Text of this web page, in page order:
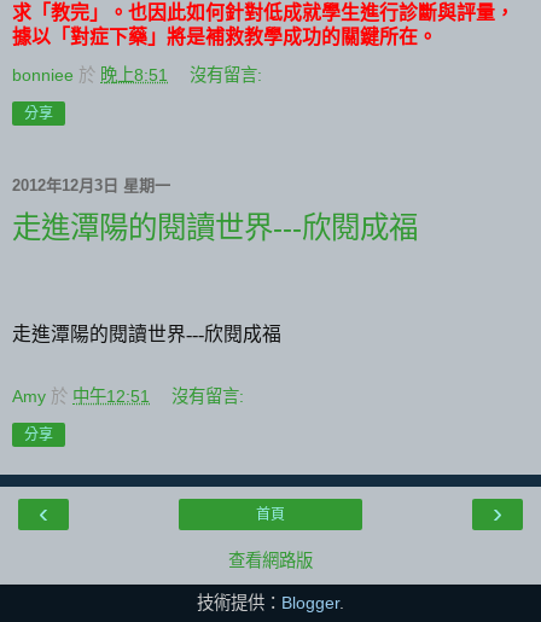
求「教完」。也因此如何針對低成就學生進行診斷與評量，
據以「對症下藥」將是補救教學成功的關鍵所在。
bonniee 於 晚上8:51 沒有留言:
分享
2012年12月3日 星期一
走進潭陽的閱讀世界---欣閱成福
走進潭陽的閱讀世界---欣閱成福
Amy 於 中午12:51 沒有留言:
分享
‹ ›
首頁
查看網路版
技術提供： Blogger.